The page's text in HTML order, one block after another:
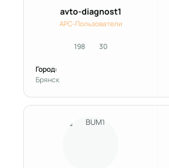
avto-diagnost1
APC-Пользователи
198сообщения
30Репутация
Город:
Брянск